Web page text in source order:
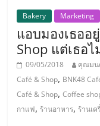
สา
ขา
แฟ
รน
ไชส์,
ศูนย์
รวม
แฟ
Bakery Marketing
แอบมองเธออ
Shop แต่เธอไ
09/05/2018 คุณมน
Café & Shop, BNK48
Café & Shop,Coffee
กาแฟ, ร้านอาหาร, ร้านเ